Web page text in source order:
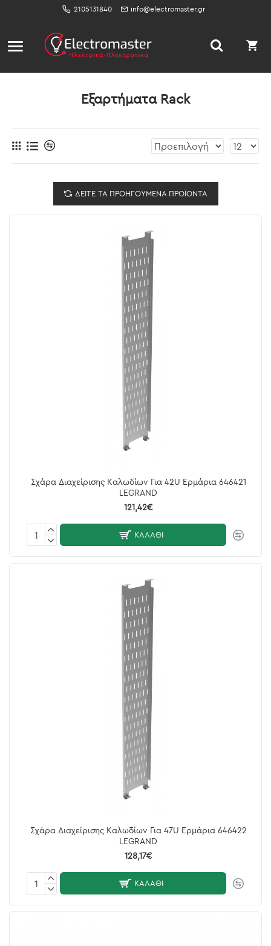
2105131840 info@electromaster.gr
Εξαρτήματα Rack
ΔΕΊΤΕ ΤΑ ΠΡΟΗΓΟΎΜΕΝΑ ΠΡΟΪΌΝΤΑ
Σχάρα Διαχείρισης Καλωδίων Για 42U Ερμάρια 646421
LEGRAND
121,42€
ΚΑΛΆΘΙ
Σχάρα Διαχείρισης Καλωδίων Για 47U Ερμάρια 646422
LEGRAND
128,17€
ΚΑΛΆΘΙ